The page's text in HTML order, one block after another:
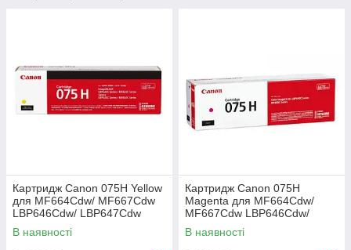
Картридж Canon 075H Yellow
для MF664Cdw/ MF667Cdw
LBP646Cdw/ LBP647Cdw
(6366C002AA)
В наявності
Картридж Canon 075H
Magenta для MF664Cdw/
MF667Cdw LBP646Cdw/
LBP647Cdw (6367C002AA)
В наявності